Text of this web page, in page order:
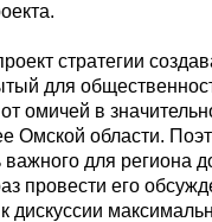
стратегии
для
омичей в
Омской области.
важного для региона
провести его
дискуссии